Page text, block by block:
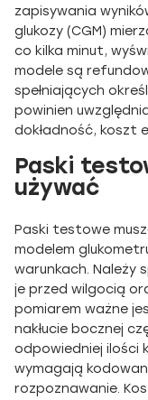
zapisywania
glukozy (CGM)
co kilka minut,
modele są
spełniających
powinien
dokładność, koszt
Paski
używać
Paski testowe
modelem
warunkach. Należy
je przed wilgocią
pomiarem ważne
nakłucie bocznej
odpowiedniej ilości
wymagają
rozpoznawanie.